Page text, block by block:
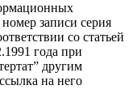
записи серия
со статьей
года при
другим
на него